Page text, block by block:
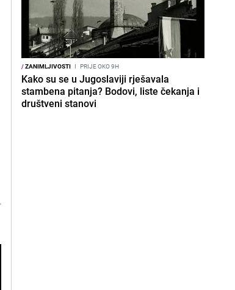
/ZANIMLJIVOSTI I PRIJE OKO 9H
Kako su se u Jugoslaviji rješavala
stambena pitanja? Bodovi, liste čekanja i
društveni stanovi